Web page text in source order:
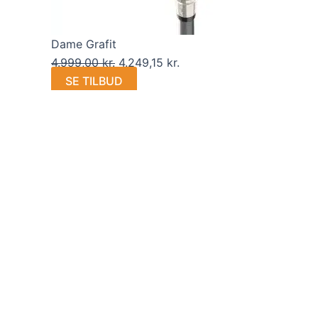
Dame Grafit
4.999,00kr. 4.249,15 kr.
SE TILBUD